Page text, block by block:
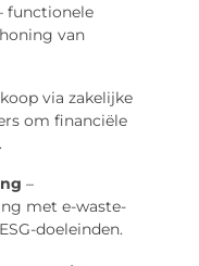
functionele
van
via zakelijke
om financiële
–
met e-waste-
doeleinden.